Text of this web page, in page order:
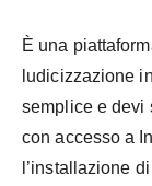
È una
ludicizzazione
semplice e devi
con accesso a
l’installazione